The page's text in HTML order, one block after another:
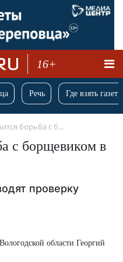
16+
Речь Где взять
борьба с б...
с борщевиком в
проверку
области Георгий